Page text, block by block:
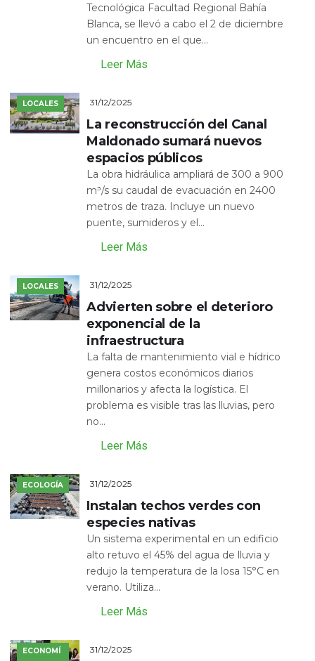
Tecnológica Facultad Regional Bahía
Blanca, se llevó a cabo el 2 de diciembre
un encuentro en el que...
Leer Más
LOCALES 31/12/2025
La reconstrucción del Canal
Maldonado sumará nuevos
espacios públicos
La obra hidráulica ampliará de 300 a 900
m³/s su caudal de evacuación en 2400
metros de traza. Incluye un nuevo
puente, sumideros y el...
Leer Más
LOCALES 31/12/2025
Advierten sobre el deterioro
exponencial de la
infraestructura
La falta de mantenimiento vial e hídrico
genera costos económicos diarios
millonarios y afecta la logística. El
problema es visible tras las lluvias, pero
no...
Leer Más
ECOLOGÍA 31/12/2025
Instalan techos verdes con
especies nativas
Un sistema experimental en un edificio
alto retuvo el 45% del agua de lluvia y
redujo la temperatura de la losa 15°C en
verano. Utiliza...
Leer Más
ECONOMÍ
31/12/2025